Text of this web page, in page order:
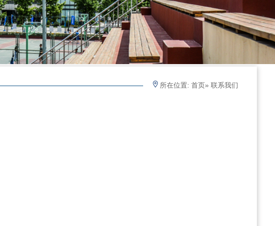
所在位置: 首页» 联系我们